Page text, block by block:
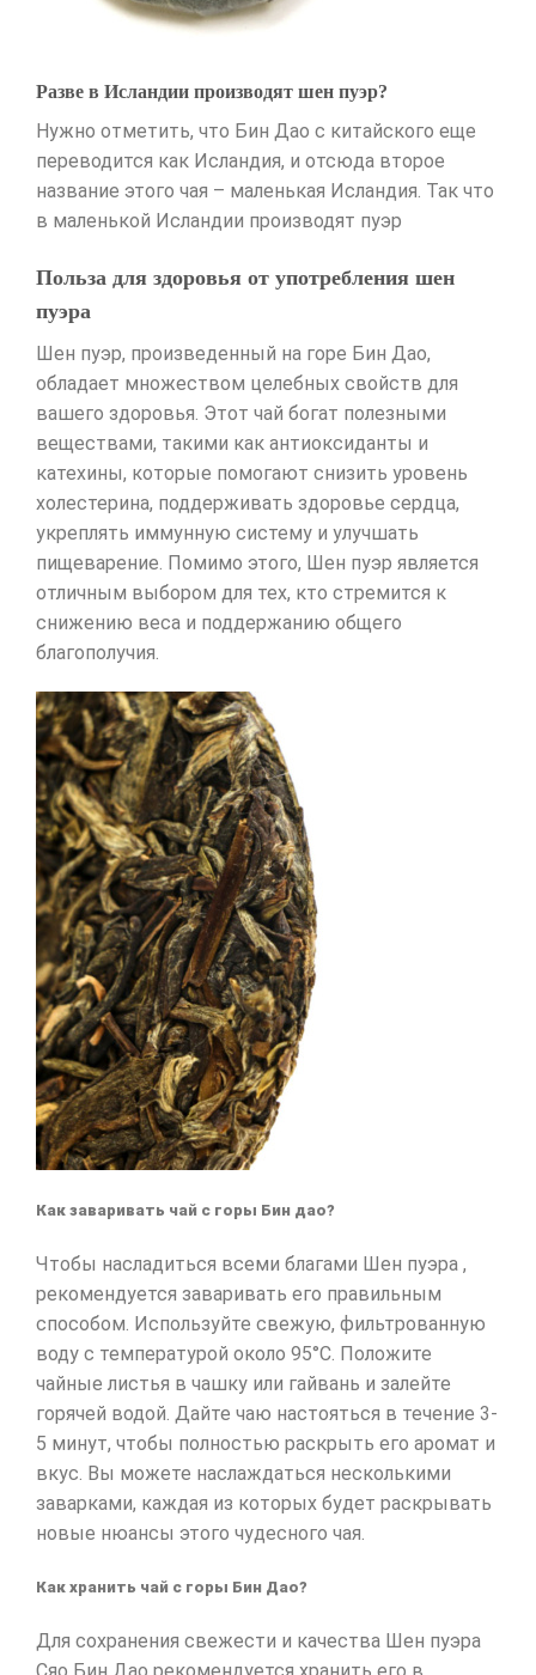
Разве в Исландии производят шен пуэр?
Нужно отметить, что Бин Дао с китайского еще
переводится как Исландия, и отсюда второе
название этого чая – маленькая Исландия. Так что
в маленькой Исландии производят пуэр
Польза для здоровья от употребления шен
пуэра
Шен пуэр, произведенный на горе Бин Дао,
обладает множеством целебных свойств для
вашего здоровья. Этот чай богат полезными
веществами, такими как антиоксиданты и
катехины, которые помогают снизить уровень
холестерина, поддерживать здоровье сердца,
укреплять иммунную систему и улучшать
пищеварение. Помимо этого, Шен пуэр является
отличным выбором для тех, кто стремится к
снижению веса и поддержанию общего
благополучия.
Как заваривать чай с горы Бин дао?
Чтобы насладиться всеми благами Шен пуэра ,
рекомендуется заваривать его правильным
способом. Используйте свежую, фильтрованную
воду с температурой около 95°C. Положите
чайные листья в чашку или гайвань и залейте
горячей водой. Дайте чаю настояться в течение 3-
5 минут, чтобы полностью раскрыть его аромат и
вкус. Вы можете наслаждаться несколькими
заварками, каждая из которых будет раскрывать
новые нюансы этого чудесного чая.
Как хранить чай с горы Бин Дао?
Для сохранения свежести и качества Шен пуэра